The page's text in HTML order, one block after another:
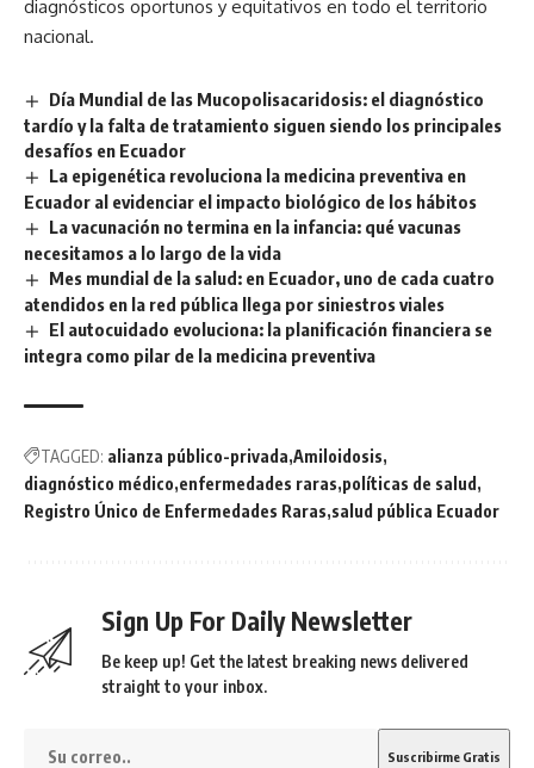
diagnósticos oportunos y equitativos en todo el territorio
nacional.
Día Mundial de las Mucopolisacaridosis: el diagnóstico
tardío y la falta de tratamiento siguen siendo los principales
desafíos en Ecuador
La epigenética revoluciona la medicina preventiva en
Ecuador al evidenciar el impacto biológico de los hábitos
La vacunación no termina en la infancia: qué vacunas
necesitamos a lo largo de la vida
Mes mundial de la salud: en Ecuador, uno de cada cuatro
atendidos en la red pública llega por siniestros viales
El autocuidado evoluciona: la planificación financiera se
integra como pilar de la medicina preventiva
TAGGED: alianza público-privada Amiloidosis
diagnóstico médico enfermedades raras políticas de salud
Registro Único de Enfermedades Raras salud pública Ecuador
Sign Up For Daily Newsletter
Be keep up! Get the latest breaking news delivered
straight to your inbox.